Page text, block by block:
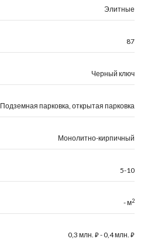
Элитные
87
Черный ключ
Подземная парковка, открытая парковка
Монолитно-кирпичный
5-10
- м2
0,3 млн. ⃏- 0,4 млн. ⃏